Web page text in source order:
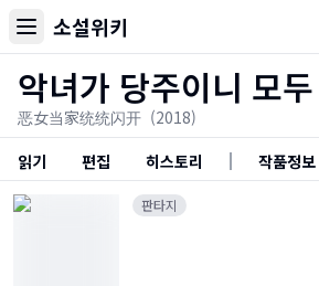
소설위키
악녀가 당주이니 모
恶女当家统统闪开 (2018)
읽기
편집 히스토리 작품정보
판타지